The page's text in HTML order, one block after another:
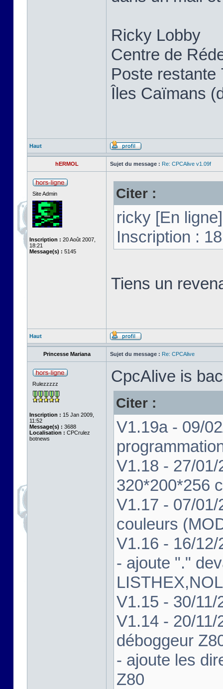
Ricky Lobby
Centre de
Poste restante
Îles Caïmans
Haut
hERMOL Sujet du message : Re: CPCAlive v1.09f
Site Admin
Inscription : 20 Août 2007,
18:21
Message(s) : 5145
Citer :
ricky [En ligne]
Inscription :
Tiens un
Haut
Princesse Mariana Sujet du message : Re: CPCAlive
Rulezzzzz
Inscription : 15 Jan 2009,
11:52
Message(s) : 3688
Localisation : CPCrulez
botnews
CpcAlive is
Citer :
V1.19a - 09/
V1.18 - 27/
320*200*256
V1.17 - 07/
couleurs
V1.16 - 16/
- ajoute "."
V1.15 - 30/
V1.14 - 20/
déboggeur
- ajoute les
Z80